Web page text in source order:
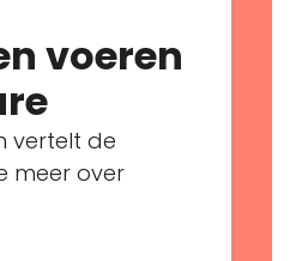
voeren
vertelt de
meer over